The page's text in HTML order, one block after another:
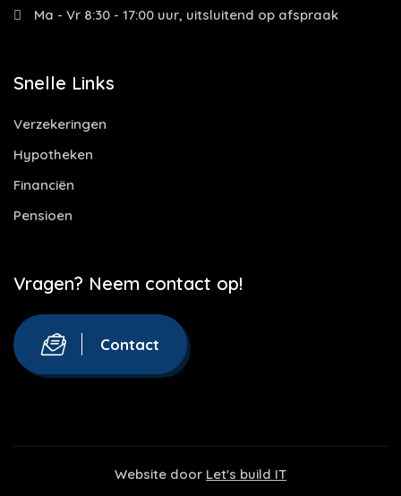
Ma - Vr 8:30 - 17:00 uur, uitsluitend op afspraak
Snelle Links
Verzekeringen
Hypotheken
Financiën
Pensioen
Vragen? Neem contact op!
Contact
Website door Let's build IT